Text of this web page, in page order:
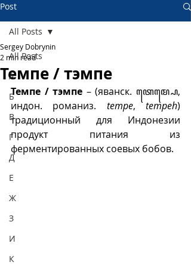
Post
All Posts
А
Б
В
Г
Д
Е
Ж
З
И
К
All Posts
Темпе / тэмпе
Sergey Dobrynin
2 min read
Темпе / тэмпе – (яванск. ꦠꦺꦩ꧀ꦥꦺ,
индон. романиз. tempe, tempeh)
традиционный для Индонезии
продукт питания из
ферментированных соевых бобов.